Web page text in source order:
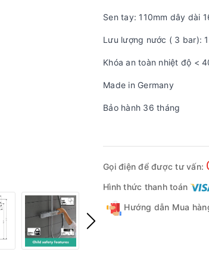
Sen tay: 110mm dây dài
Lưu lượng nước ( 3 bar):
Khóa an toàn nhiệt độ <
Made in Germany
Bảo hành 36 tháng
Gọi điện để được tư vấn:
Hình thức thanh toán
Hướng dẫn Mua